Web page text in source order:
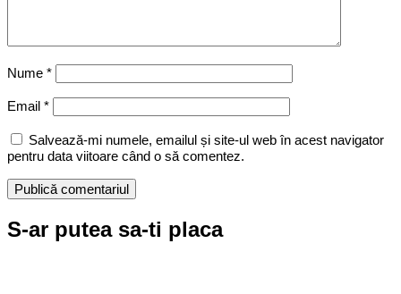
Nume *
Email *
Salvează-mi numele, emailul și site-ul web în acest navigator
pentru data viitoare când o să comentez.
S-ar putea sa-ti placa